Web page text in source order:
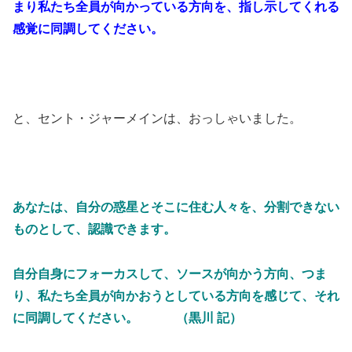
まり私たち全員が向かっている方向を、指し示してくれる
感覚に同調してください。
と、セント・ジャーメインは、おっしゃいました。
あなたは、自分の惑星とそこに住む人々を、分割できない
ものとして、認識できます。
自分自身にフォーカスして、ソースが向かう方向、つま
り、私たち全員が向かおうとしている方向を感じて、それ
に同調してください。 （黒川 記）